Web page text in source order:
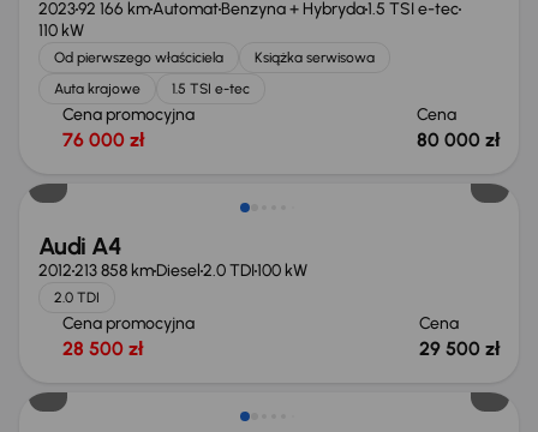
202392 166 kmAutomatBenzyna + Hybryda1.5 TSI e-tec
110 kW
Od pierwszego właściciela
Książka serwisowa
Auta krajowe
1.5 TSI e-tec
Cena promocyjna
76 000 zł
Cena
80 000 zł
Audi A4
2012213 858 kmDiesel2.0 TDI100 kW
2.0 TDI
Cena promocyjna
28 500 zł
Cena
29 500 zł